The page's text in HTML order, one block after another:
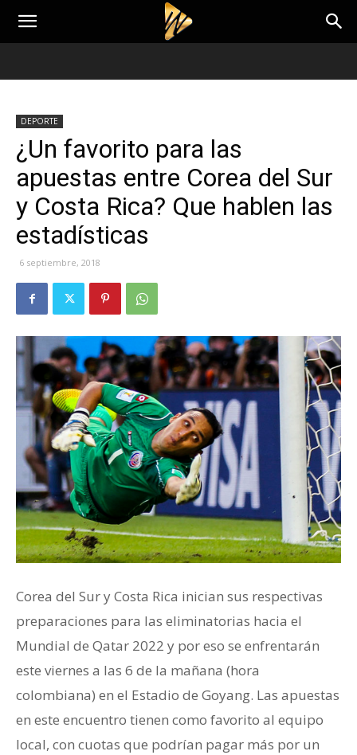
DEPORTE
¿Un favorito para las
apuestas entre Corea del Sur
y Costa Rica? Que hablen las
estadísticas
6 septiembre, 2018
Corea del Sur y Costa Rica inician sus respectivas
preparaciones para las eliminatorias hacia el
Mundial de Qatar 2022 y por eso se enfrentarán
este viernes a las 6 de la mañana (hora
colombiana) en el Estadio de Goyang. Las apuestas
en este encuentro tienen como favorito al equipo
local, con cuotas que podrían pagar más por un